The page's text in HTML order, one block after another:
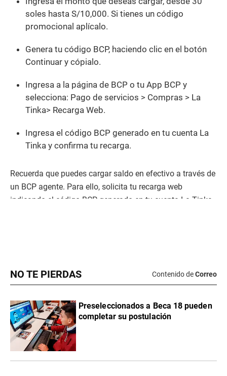
NO TE PIERDAS Contenido deCorreo
Preseleccionados a Beca 18 pueden
completar su postulación